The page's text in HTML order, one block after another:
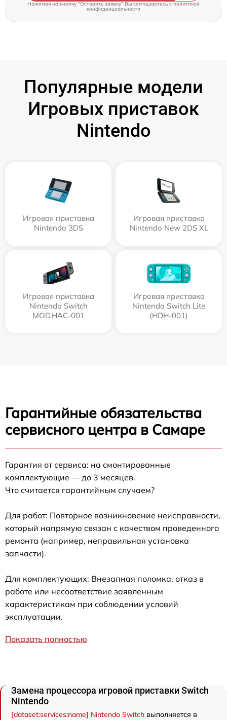
Нажимая на кнопку "Оставить заявку" Вы соглашаетесь c политикой
конфиденциальности
Популярные модели
Игровых приставок
Nintendo
Игровая приставка
Nintendo 3DS
Игровая приставка
Nintendo New 2DS XL
Игровая приставка
Nintendo Switch
MOD.HAC-001
Игровая приставка
Nintendo Switch Lite
(HDH-001)
Гарантийные обязательства
сервисного центра в Самаре
Гарантия от сервиса: на смонтированные
комплектующие — до 3 месяцев.
Что считается гарантийным случаем?
Для работ: Повторное возникновение неисправности,
который напрямую связан с качеством проведенного
ремонта (например, неправильная установка
запчасти).
Для комплектующих: Внезапная поломка, отказ в
работе или несоответствие заявленным
характеристикам при соблюдении условий
эксплуатации.
Показать полностью
Замена процессора игровой приставки Switch
Nintendo
[dataset:services:name] Nintendo Switch выполняется в